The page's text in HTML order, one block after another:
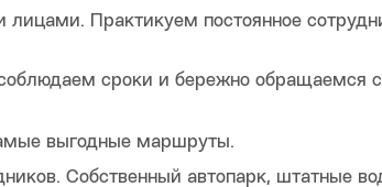
Практикуем постоянное
сроки и бережно обращаемся
выгодные маршруты.
Собственный автопарк, штатные